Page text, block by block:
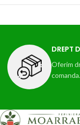
DREPT
Oferim
comanda.